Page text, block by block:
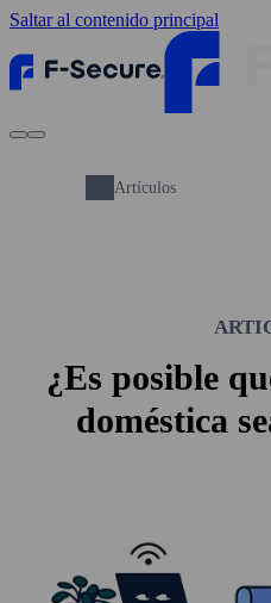
Saltar al contenido principal
Artículos
¿Es posible
doméstica